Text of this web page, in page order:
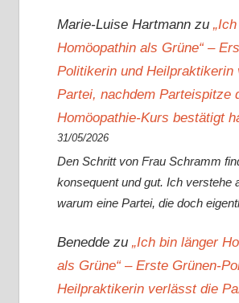
Marie-Luise Hartmannzu
Homöopathin als Grüne“ –
Politikerin und Heilpraktikerin
Partei, nachdem Parteispitze
Homöopathie-Kurs bestätigt
31/05/2026
Den Schritt von Frau Schramm
konsequent und gut. Ich verstehe
warum eine Partei, die doch
Beneddezu „Ich bin länger
als Grüne“ – Erste Grünen-
Heilpraktikerin verlässt die